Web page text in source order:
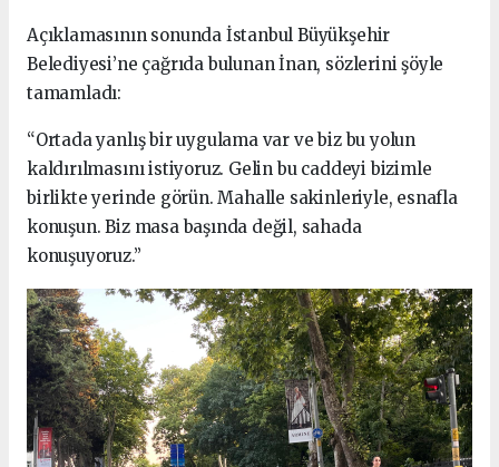
Açıklamasının sonunda İstanbul Büyükşehir
Belediyesi’ne çağrıda bulunan İnan, sözlerini şöyle
tamamladı:
“Ortada yanlış bir uygulama var ve biz bu yolun
kaldırılmasını istiyoruz. Gelin bu caddeyi bizimle
birlikte yerinde görün. Mahalle sakinleriyle, esnafla
konuşun. Biz masa başında değil, sahada
konuşuyoruz.”